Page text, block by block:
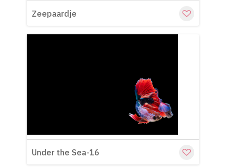
Zeepaardje
Under the Sea-16